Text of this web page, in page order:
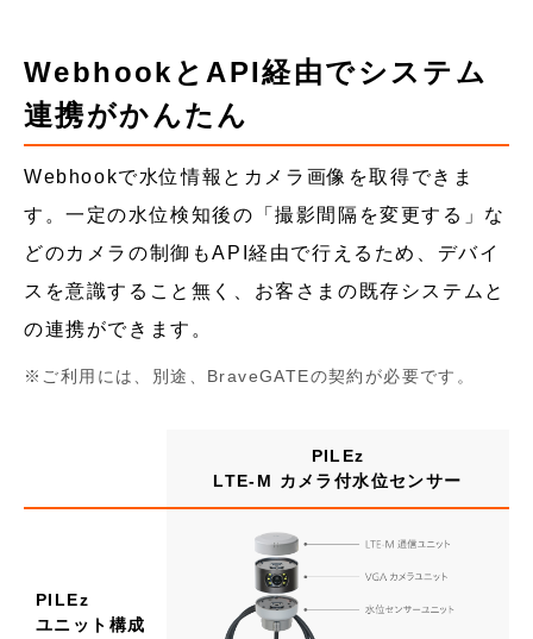
WebhookとAPI経由でシステム
連携がかんたん
Webhookで水位情報とカメラ画像を取得できま
す。一定の水位検知後の「撮影間隔を変更する」な
どのカメラの制御もAPI経由で行えるため、デバイ
スを意識すること無く、お客さまの既存システムと
の連携ができます。
ご利用には、別途、BraveGATEの契約が必要です。
PILEz
LTE-M カメラ付水位センサー
PILEz
ユニット構成